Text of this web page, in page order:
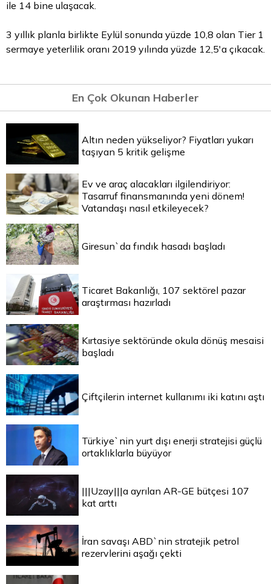
ile 14 bine ulaşacak.
3 yıllık planla birlikte Eylül sonunda yüzde 10,8 olan Tier 1
sermaye yeterlilik oranı 2019 yılında yüzde 12,5'a çıkacak.
En Çok Okunan Haberler
Altın neden yükseliyor? Fiyatları yukarı
taşıyan 5 kritik gelişme
Ev ve araç alacakları ilgilendiriyor:
Tasarruf finansmanında yeni dönem!
Vatandaşı nasıl etkileyecek?
Giresun`da fındık hasadı başladı
Ticaret Bakanlığı, 107 sektörel pazar
araştırması hazırladı
Kırtasiye sektöründe okula dönüş mesaisi
başladı
Çiftçilerin internet kullanımı iki katını aştı
Türkiye`nin yurt dışı enerji stratejisi güçlü
ortaklıklarla büyüyor
|||Uzay|||a ayrılan AR-GE bütçesi 107
kat arttı
İran savaşı ABD`nin stratejik petrol
rezervlerini aşağı çekti